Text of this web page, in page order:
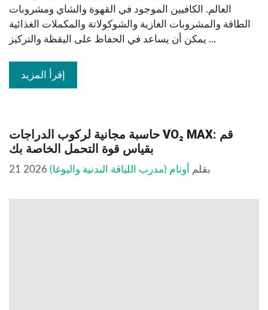
العالم. الكافيين الموجود في القهوة والشاي ومشروبات
الطاقة والمشروبات الغازية والشوكولاتة والمكملات الغذائية
يمكن أن يساعد في الحفاظ على اليقظة والتركيز ...
إقرأ المزيد
حاسبة مجانية لركوب الدراجات VO₂ MAX: قم
بقياس قوة التحمل الخاصة بك
21 2026 بقلم أوتام (مدرب اللياقة البدنية واليوغا)